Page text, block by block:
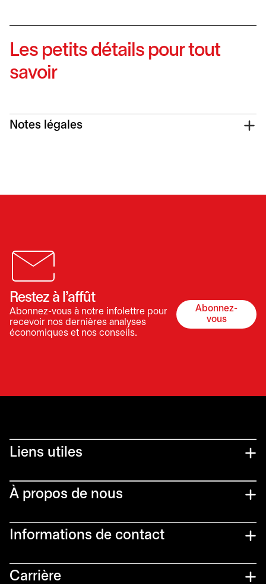
Les petits détails pour tout
savoir
Notes légales
Restez à l’affût
Abonnez-vous à notre infolettre pour
recevoir nos dernières analyses
économiques et nos conseils.
Abonnez-
vous
s’ouvre
Liens utiles​
À propos de nous
Informations de contact​
Carrière